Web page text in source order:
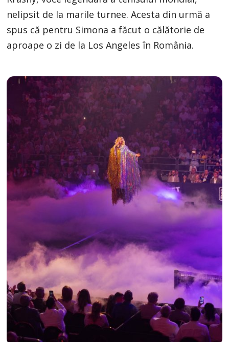
nelipsit de la marile turnee. Acesta din urmă a
spus că pentru Simona a făcut o călătorie de
aproape o zi de la Los Angeles în România.